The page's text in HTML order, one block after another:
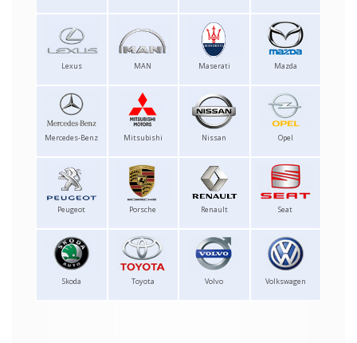
Lexus MAN Maserati Mazda
Mercedes-Benz Mitsubishi Nissan Opel
Peugeot Porsche Renault Seat
Skoda Toyota Volvo Volkswagen